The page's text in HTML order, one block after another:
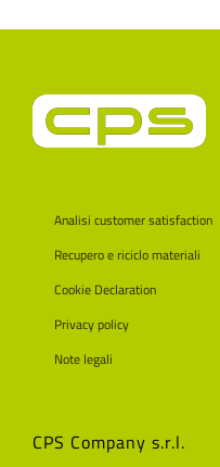
Analisi customer satisfaction
Recupero e riciclo materiali
Cookie Declaration
Privacy policy
Note legali
CPS Company s.r.l.